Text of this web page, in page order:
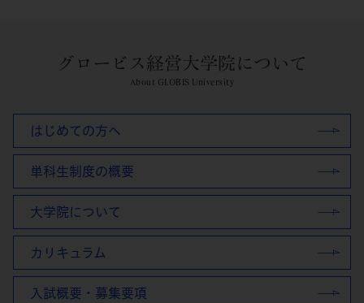
グロービス経営大学院について
About GLOBIS University
はじめての方へ
単科生制度の概要
大学院について
カリキュラム
入試概要・募集要項